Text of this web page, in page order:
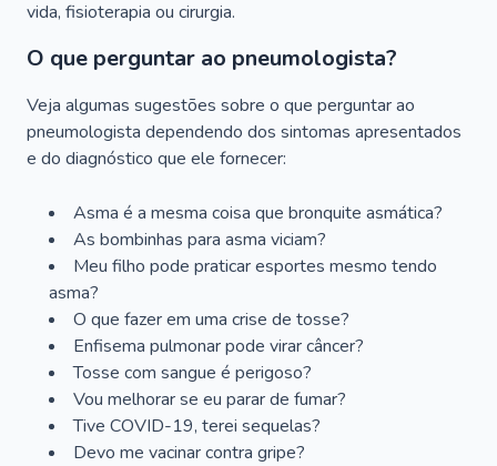
vida, fisioterapia ou cirurgia.
O que perguntar ao pneumologista?
Veja algumas sugestões sobre o que perguntar ao
pneumologista dependendo dos sintomas apresentados
e do diagnóstico que ele fornecer:
Asma é a mesma coisa que bronquite asmática?
As bombinhas para asma viciam?
Meu filho pode praticar esportes mesmo tendo
asma?
O que fazer em uma crise de tosse?
Enfisema pulmonar pode virar câncer?
Tosse com sangue é perigoso?
Vou melhorar se eu parar de fumar?
Tive COVID-19, terei sequelas?
Devo me vacinar contra gripe?